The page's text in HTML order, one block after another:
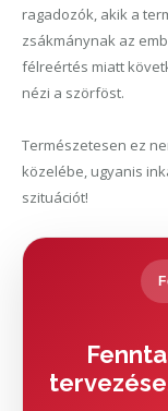
ragadozók, akik a
zsákmánynak az
félreértés miatt
nézi a szörföst.
Természetesen ez
közelébe, ugyanis
szituációt!